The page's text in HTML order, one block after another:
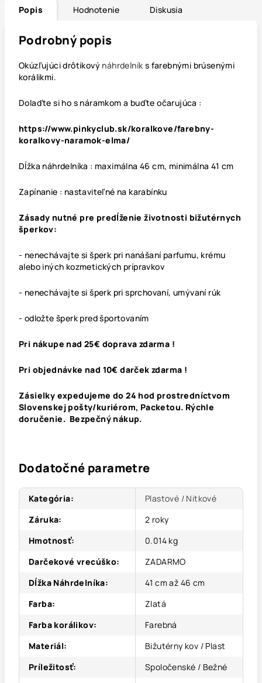
Popis Hodnotenie Diskusia
Podrobný popis
Okúzľujúci drôtikový náhrdelník s farebnými brúsenými
korálikmi.
Dolaďte si ho s náramkom a buďte očarujúca :
https://www.pinkyclub.sk/koralkove/farebny-
koralkovy-naramok-elma/
Dĺžka náhrdelníka : maximálna 46 cm, minimálna 41 cm
Zapínanie : nastaviteľné na karabínku
Zásady nutné pre predĺženie životnosti bižutérnych
šperkov:
- nenechávajte si šperk pri nanášaní parfumu, krému
alebo iných kozmetických prípravkov
- nenechávajte si šperk pri sprchovaní, umývaní rúk
- odložte šperk pred športovaním
Pri nákupe nad 25€ doprava zdarma !
Pri objednávke nad 10€ darček zdarma !
Zásielky expedujeme do 24 hod prostredníctvom
Slovenskej pošty/kuriérom, Packetou. Rýchle
doručenie. Bezpečný nákup.
Dodatočné parametre
Kategória:
Plastové / Nitkové
Záruka:
2 roky
Hmotnosť:
0.014 kg
Darčekové vrecúško:
ZADARMO
Dĺžka Náhrdelníka:
41 cm až 46 cm
Farba:
Zlatá
Farba korálikov:
Farebná
Materiál:
Bižutérny kov / Plast
Príležitosť:
Spoločenské / Bežné